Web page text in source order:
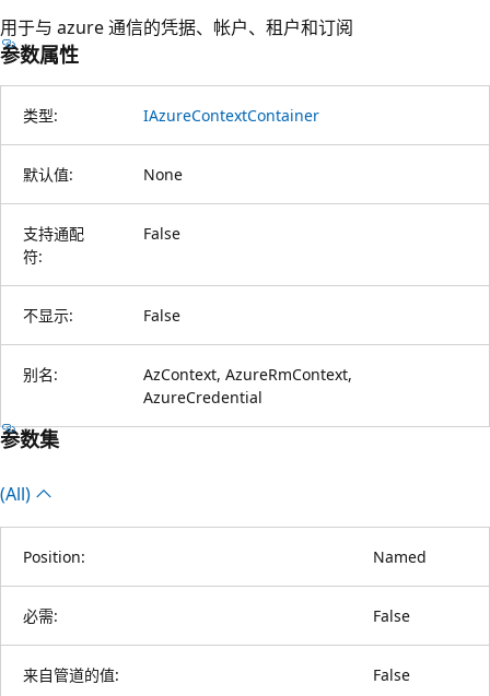
用于与 azure 通信的凭据、帐户、租户和订阅
参数属性
类型: IAzureContextContainer
默认值: None
支持通配
符:
False
不显示: False
别名:
AzContext, AzureRmContext,
AzureCredential
参数集
(All)
Position: Named
必需: False
来自管道的值: False